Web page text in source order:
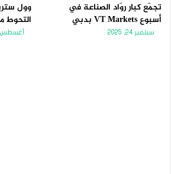
تجمّع كبار روّاد الصناعة في
أسبوع VT Markets بدبي
سبتمبر 24, 2025
وول
التحوط
أغسطس 16, 2025